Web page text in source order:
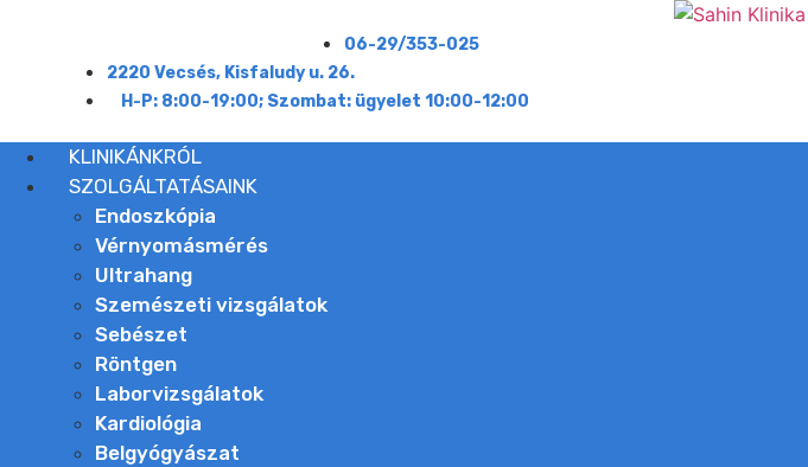
06-29/353-025
2220 Vecsés, Kisfaludy u. 26.
H-P: 8:00-19:00; Szombat: ügyelet 10:00-12:00
KLINIKÁNKRÓL
SZOLGÁLTATÁSAINK
Endoszkópia
Vérnyomásmérés
Ultrahang
Szemészeti vizsgálatok
Sebészet
Röntgen
Laborvizsgálatok
Kardiológia
Belgyógyászat